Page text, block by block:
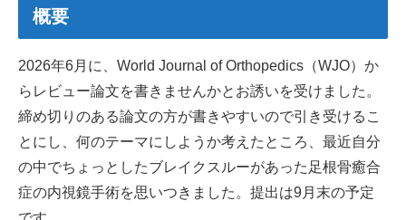
概要
2026年6月に、World Journal of Orthopedics（WJO）か
らレビュー論文を書きませんかとお誘いを受けました。
締め切りのある論文の方が書きやすいので引き受けるこ
とにし、何のテーマにしようか考えたところ、最近自分
の中でちょっとしたブレイクスルーがあった足根骨癒合
症の内視鏡手術を思いつきました。提出は9月末の予定